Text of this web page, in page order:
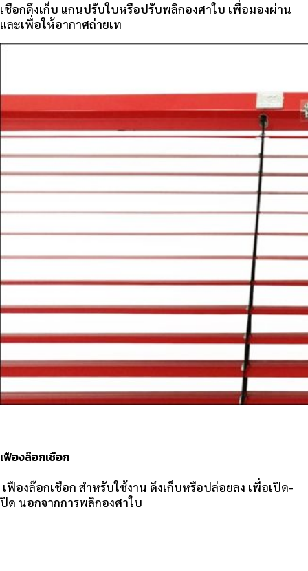
เชือกดึงเก็บ แกนปรับใบหรือปรับพลิกองศาใบ เพื่อมองผ่าน
และเพื่อให้อากาศถ่ายเท
เฟืองล๊อกเชือก
เฟืองล๊อกเชือก สำหรับใช้งาน ดึงเก็บหรือปล่อยลง เพื่อเปิด-
ปิด นอกจากการพลิกองศาใบ